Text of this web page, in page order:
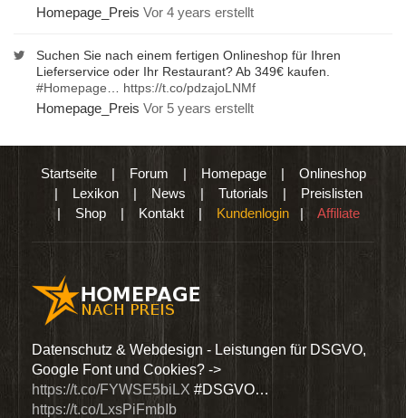
Homepage_Preis Vor 4 years erstellt
Suchen Sie nach einem fertigen Onlineshop für Ihren
Lieferservice oder Ihr Restaurant? Ab 349€ kaufen.
#Homepage
https://t.co/pdzajoLNMf
Homepage_Preis Vor 5 years erstellt
Startseite| Forum | Homepage| Onlineshop
| Lexikon |News | Tutorials | Preislisten
| Shop | Kontakt | Kundenlogin | Affiliate
Datenschutz & Webdesign - Leistungen für DSGVO,
Google Font und Cookies? ->
https://t.co/FYWSE5biLX #DSGVO…
https://t.co/LxsPiFmbIb